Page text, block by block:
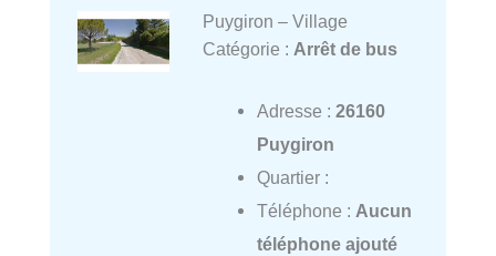
Puygiron – Village
Catégorie : Arrêt de bus
Adresse : 26160
Puygiron
Quartier :
Téléphone : Aucun
téléphone ajouté